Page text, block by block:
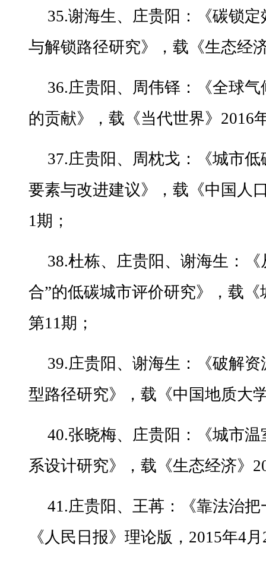
35.谢海生、庄贵阳：《碳锁
与解锁路径研究》，载《生态经
36.庄贵阳、周伟铎：《全球
的贡献》，载《当代世界》2016
37.庄贵阳、周枕戈：《城市
要素与改进建议》，载《中国人
1期；
38.杜栋、庄贵阳、谢海生：《
合”的低碳城市评价研究》，载
第11期；
39.庄贵阳、谢海生：《破解
型路径研究》，载《中国地质大
40.张晓梅、庄贵阳：《城市
系设计研究》，载《生态经济》
41.庄贵阳、王苒：《靠法治
《人民日报》理论版，2015年4